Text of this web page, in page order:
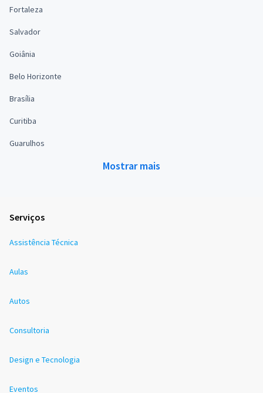
Fortaleza
Salvador
Goiânia
Belo Horizonte
Brasília
Curitiba
Guarulhos
Mostrar mais
Serviços
Assistência Técnica
Aulas
Autos
Consultoria
Design e Tecnologia
Eventos